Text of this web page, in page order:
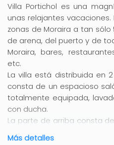
Villa Portichol es una
unas relajantes
zonas de Moraira a tan
de arena, del puerto y de
Moraira, bares,
etc.
La villa está distribuida en
consta de un espacioso
totalmente equipada,
con ducha.
La parte de arriba consta
Más detalles